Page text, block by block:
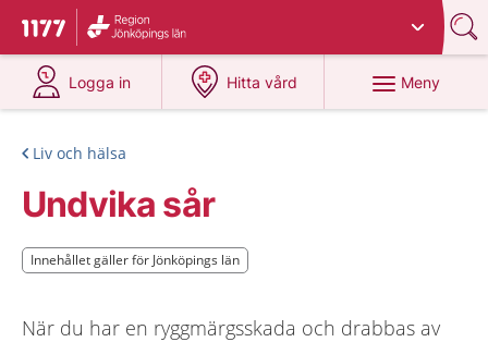
Till startsidan för 1177
Du har valt region
Logga in
på 1177.se
Hitta vård
på 1177.se
Meny
Liv och hälsa
Undvika sår
Innehållet gäller för Jönköpings län
Innehållet gäller för Jönköpings län
När du har en ryggmärgsskada och drabbas av